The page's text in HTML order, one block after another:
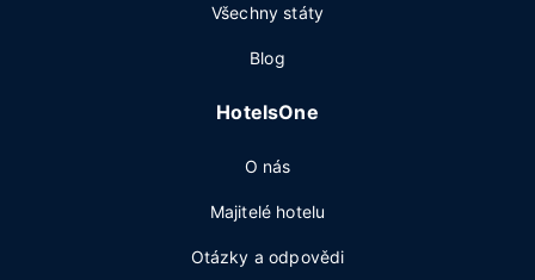
Všechny státy
Blog
HotelsOne
O nás
Majitelé hotelu
Otázky a odpovědi